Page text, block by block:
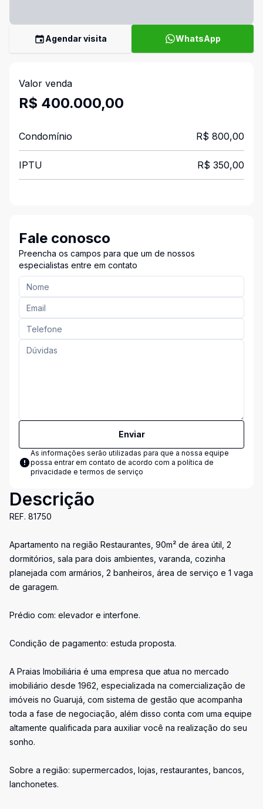
Agendar visita WhatsApp
Valor venda
R$ 400.000,00
Condomínio R$ 800,00
IPTU R$ 350,00
Fale conosco
Preencha os campos para que um de nossos
especialistas entre em contato
Enviar
As informações serão utilizadas para que a nossa equipe
possa entrar em contato de acordo com a política de
privacidade e termos de serviço
Descrição
REF. 81750
Apartamento na região Restaurantes, 90m² de área útil, 2
dormitórios, sala para dois ambientes, varanda, cozinha
planejada com armários, 2 banheiros, área de serviço e 1 vaga
de garagem.
Prédio com: elevador e interfone.
Condição de pagamento: estuda proposta.
A Praias Imobiliária é uma empresa que atua no mercado
imobiliário desde 1962, especializada na comercialização de
imóveis no Guarujá, com sistema de gestão que acompanha
toda a fase de negociação, além disso conta com uma equipe
altamente qualificada para auxiliar você na realização do seu
sonho.
Sobre a região: supermercados, lojas, restaurantes, bancos,
lanchonetes.